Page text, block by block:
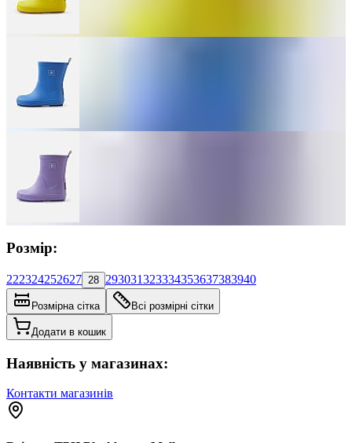
Розмір:
222324252627 28 293031323334353637383940
Розмірна сітка Всі розмірні сітки
Додати в кошик
Наявність у магазинах:
Контакти магазинів